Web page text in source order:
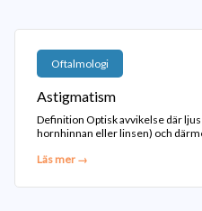
Oftalmologi
Astigmatism
Definition Optisk avvikelse där
hornhinnan eller linsen) och
Läs mer →